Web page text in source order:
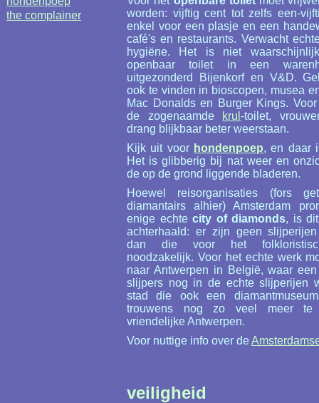
the complainer
worden: vijftig cent tot zelfs een-
enkel voor een plasje en een
café's en restaurants. Verwacht
hygiëne. Het is niet
openbaar toilet in een
uitgezonderd Bijenkorf en V&D.
ook te vinden in bioscopen, musea
Mac Donalds en Burger Kings.
de zogenaamdekrul-toilet,
drang blijkbaar beter weerstaan.
Kijk uit voorhondenpoep, en daar
Het is glibberig bij nat weer en
de op de grond liggende bladeren.
Hoewel reisorganisaties (fors
diamantairs alhier) Amsterdam
enige echtecity of diamonds, is
achterhaald: er zijn geen
dan die voor het
noodzakelijk. Voor het echte werk
naar Antwerpen in België, waar
slijpers nog in de echte slijperijen
stad die ook een
trouwens nog zo veel meer
vriendelijke Antwerpen.
Voor nuttige info over de
veiligheid